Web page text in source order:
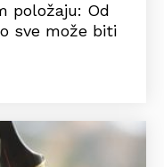
položaju: Od
sve može biti